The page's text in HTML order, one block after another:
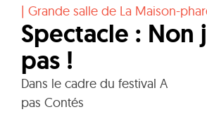
| Grande salle de La Maison-
Spectacle : Non
pas !
Dans le cadre du festival A
pas Contés